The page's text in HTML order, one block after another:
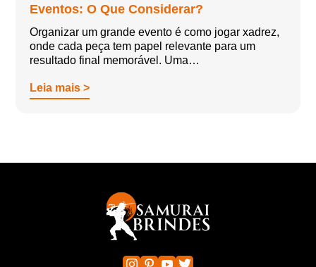
Eventos: O Que Considerar?
Organizar um grande evento é como jogar xadrez,
onde cada peça tem papel relevante para um
resultado final memorável. Uma…
Leia mais >